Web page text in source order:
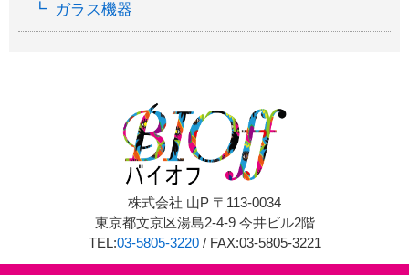
ガラス機器
株式会社 山P 〒113-0034
東京都文京区湯島2-4-9 今井ビル2階
TEL:03-5805-3220/ FAX:03-5805-3221